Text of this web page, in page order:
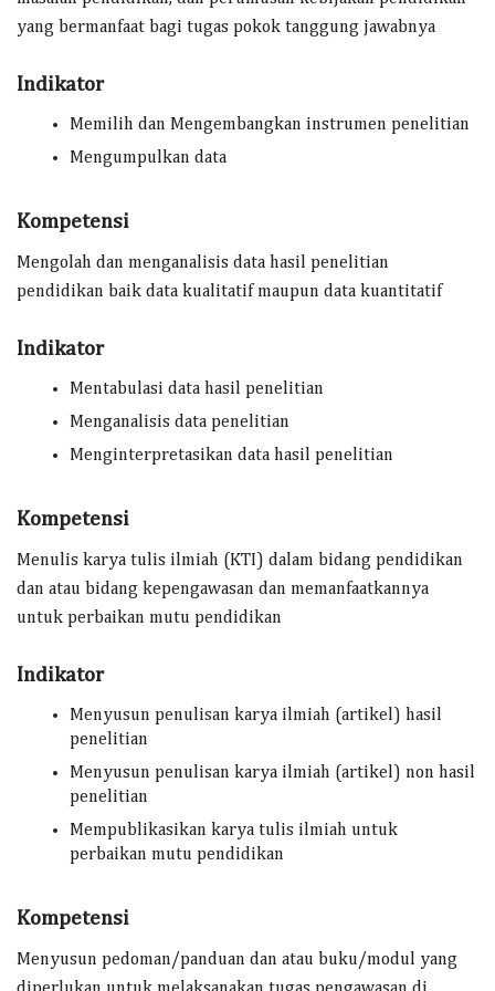
yang bermanfaat bagi tugas pokok tanggung jawabnya
Indikator
Memilih dan Mengembangkan instrumen penelitian
Mengumpulkan data
Kompetensi
Mengolah dan menganalisis data hasil penelitian
pendidikan baik data kualitatif maupun data kuantitatif
Indikator
Mentabulasi data hasil penelitian
Menganalisis data penelitian
Menginterpretasikan data hasil penelitian
Kompetensi
Menulis karya tulis ilmiah (KTI) dalam bidang pendidikan
dan atau bidang kepengawasan dan memanfaatkannya
untuk perbaikan mutu pendidikan
Indikator
Menyusun penulisan karya ilmiah (artikel) hasil
penelitian
Menyusun penulisan karya ilmiah (artikel) non hasil
penelitian
Mempublikasikan karya tulis ilmiah untuk
perbaikan mutu pendidikan
Kompetensi
Menyusun pedoman/panduan dan atau buku/modul yang